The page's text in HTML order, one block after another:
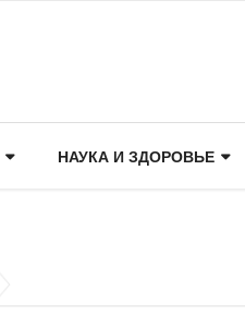
НАУКА И ЗДОРОВЬЕ